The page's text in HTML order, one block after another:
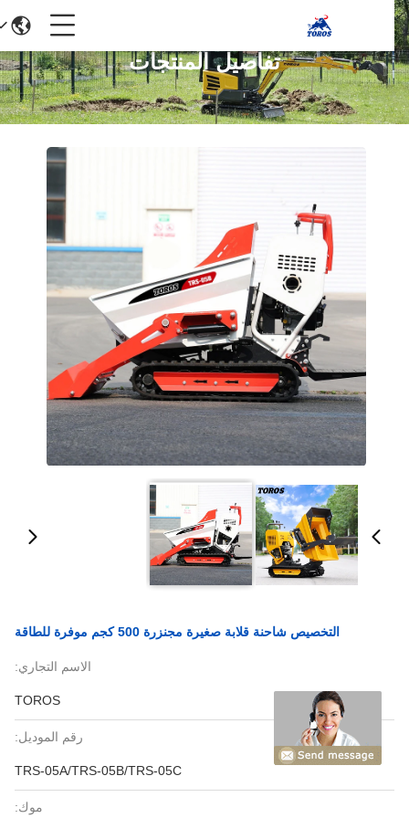
تفاصيل المنتجات
التخصيص شاحنة قلابة صغيرة مجنزرة 500 كجم موفرة للطاقة
الاسم التجاري:
TOROS
رقم الموديل:
TRS-05A/TRS-05B/TRS-05C
موك: